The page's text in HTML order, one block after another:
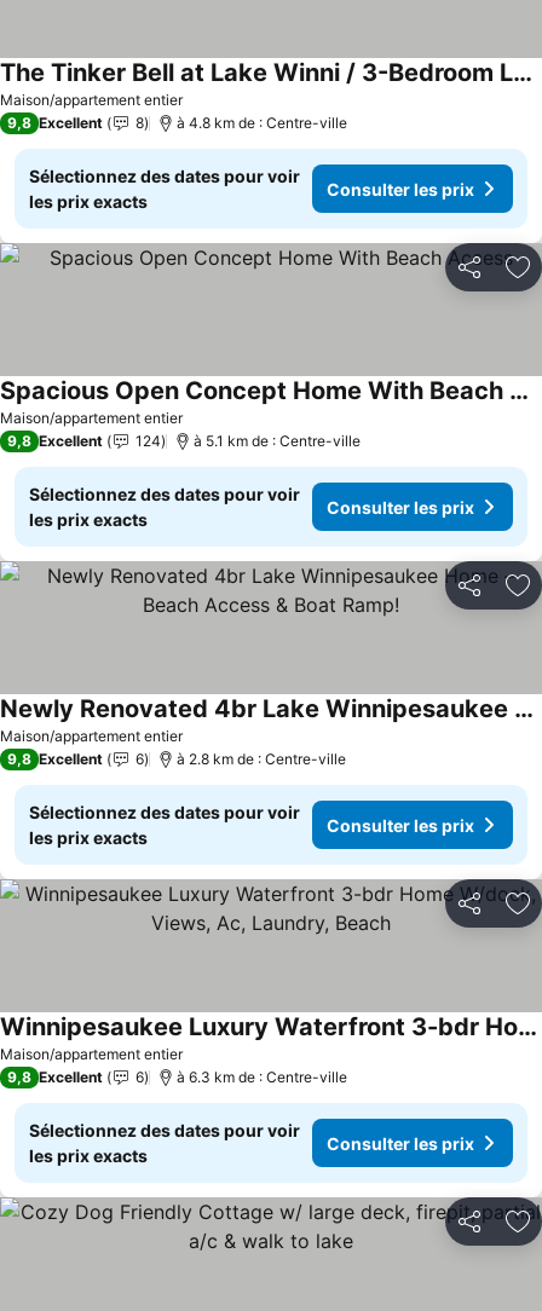
Maison/appartement entier
The Tinker Bell at Lake Winni / 3-Bedroom Lakeside Retreat
9,8 Excellent 8 à 4.8 km de : Centre-ville
Sélectionnez des dates pour voir
les prix exacts
Consulter les prix
Partager
Maison/appartement entier
Spacious Open Concept Home With Beach Access
9,8 Excellent 124 à 5.1 km de : Centre-ville
Sélectionnez des dates pour voir
les prix exacts
Consulter les prix
Partager
Maison/appartement entier
Newly Renovated 4br Lake Winnipesaukee Home – Beach Access & Boat Ramp!
9,8 Excellent 6 à 2.8 km de : Centre-ville
Sélectionnez des dates pour voir
les prix exacts
Consulter les prix
Partager
Maison/appartement entier
Winnipesaukee Luxury Waterfront 3-bdr Home W/dock, Views, Ac, Laundry, Beach
9,8 Excellent 6 à 6.3 km de : Centre-ville
Sélectionnez des dates pour voir
les prix exacts
Consulter les prix
Partager